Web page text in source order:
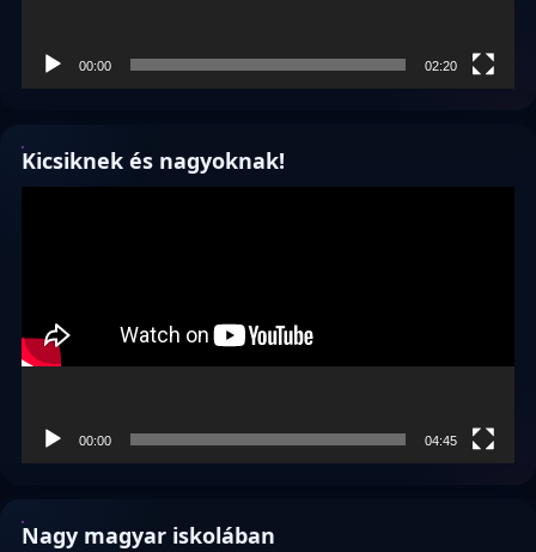
00:00 02:20
Kicsiknek és nagyoknak!
00:00 04:45
Nagy magyar iskolában